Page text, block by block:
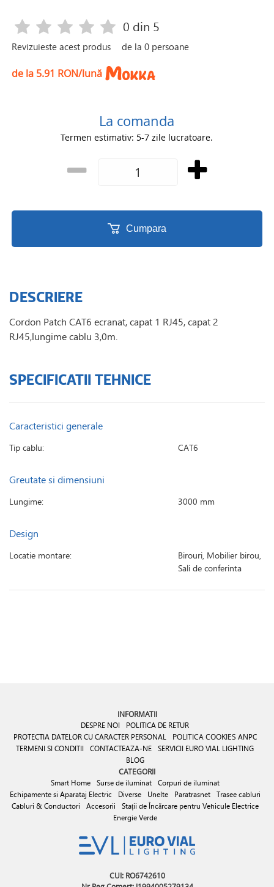
Revizuieste acest produs
0 din 5
de la0 persoane
de la 5.91 RON/lună
La comanda
Termen estimativ: 5-7 zile lucratoare.
Cumpara
DESCRIERE
Cordon Patch CAT6 ecranat, capat 1 RJ45, capat 2
RJ45,lungime cablu 3,0m.
SPECIFICATII TEHNICE
Caracteristici generale
Tip cablu: CAT6
Greutate si dimensiuni
Lungime: 3000 mm
Design
Locatie montare:
Birouri, Mobilier birou,
Sali de conferinta
INFORMATII
DESPRE NOI
POLITICA DE RETUR
PROTECTIA DATELOR CU CARACTER PERSONAL
POLITICA COOKIES ANPC
TERMENI SI CONDITII
CONTACTEAZA-NE SERVICII EURO VIAL LIGHTING
BLOG
CATEGORII
Smart Home Surse de iluminat
Corpuri de iluminat
Echipamente si Aparataj Electric
Diverse Unelte Paratrasnet
Trasee cabluri
Cabluri & Conductori
Accesorii
Stații de Încărcare pentru Vehicule Electrice
Energie Verde
CUI: RO6742610